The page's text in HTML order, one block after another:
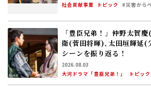
誕生日の花と花こと
08月08日
トロロアオイ